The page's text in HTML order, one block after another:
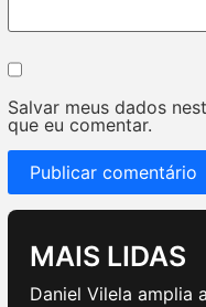
Salvar meus dados
que eu comentar.
MAIS LIDAS
Daniel Vilela amplia